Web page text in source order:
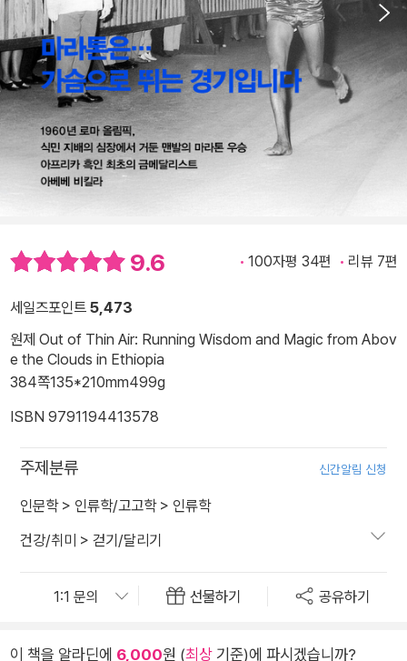
9.6 100자평 34편 리뷰 7편
세일즈포인트 5,473
원제 Out of Thin Air: Running Wisdom and Magic from Abov
e the Clouds in Ethiopia
384쪽135*210mm499g
ISBN 9791194413578
주제분류 신간알림 신청
인문학> 인류학/고고학> 인류학
건강/취미 > 걷기/달리기
선물하기 공유하기
이 책을 알라딘에 6,000원 (최상 기준)에 파시겠습니까?